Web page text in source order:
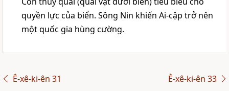
quyền lực của biển. Sông Nin khiến Ai-cập trở nên
một quốc gia hùng cường.
Ê-xê-ki-ên 31 Ê-xê-ki-ên 33